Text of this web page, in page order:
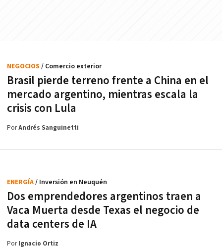
Brasil pierde terreno frente a China en el
mercado argentino, mientras escala la
crisis con Lula
NEGOCIOS / Comercio exterior
PorAndrés Sanguinetti
Dos emprendedores argentinos traen a
Vaca Muerta desde Texas el negocio de
data centers de IA
ENERGÍA/ Inversión en Neuquén
PorIgnacio Ortiz